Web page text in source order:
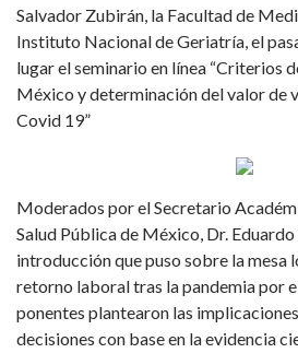
Salvador Zubirán, la Facultad de
Instituto Nacional de Geriatría, el
lugar el seminario en línea “Criterios
México y determinación del valor de
Covid 19”
Moderados por el Secretario
Salud Pública de México, Dr.
introducción que puso sobre la mesa
retorno laboral tras la pandemia por
ponentes plantearon las
decisiones con base en la evidencia